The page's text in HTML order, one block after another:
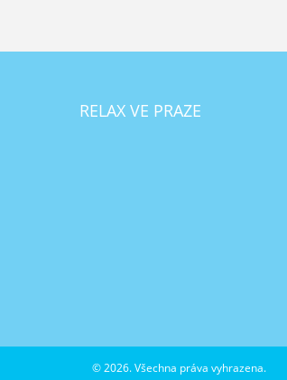
RELAX VE PRAZE
© 2026. Všechna práva vyhrazena.